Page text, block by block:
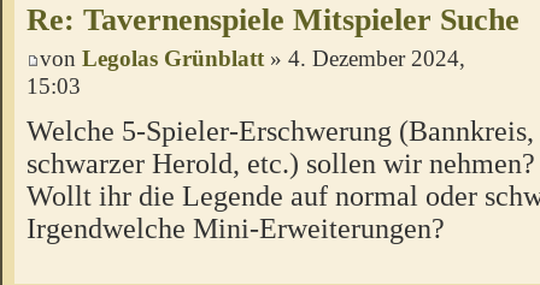
Re: Tavernenspiele Mitspieler Suche
von Legolas Grünblatt » 4. Dezember 2024,
15:03
Welche 5-Spieler-Erschwerung
schwarzer Herold, etc.) sollen wir nehmen?
Wollt ihr die Legende auf normal oder
Irgendwelche Mini-Erweiterungen?